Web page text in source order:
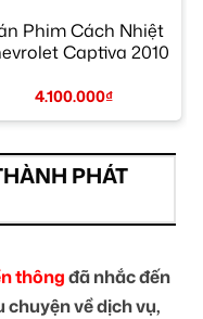
Phim Cách Nhiệt
Captiva 2010
4.100.000₫
PHÁT
thôngđã nhắc đến
về dịch vụ,